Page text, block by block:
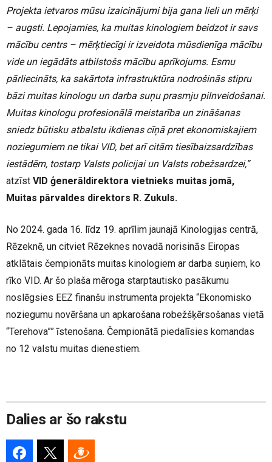
Projekta ietvaros mūsu izaicinājumi bija gana lieli un mērķi
– augsti. Lepojamies, ka muitas kinologiem beidzot ir savs
mācību centrs – mērķtiecīgi ir izveidota mūsdienīga mācību
vide un iegādāts atbilstošs mācību aprīkojums. Esmu
pārliecināts, ka sakārtota infrastruktūra nodrošinās stipru
bāzi muitas kinologu un darba suņu prasmju pilnveidošanai.
Muitas kinologu profesionālā meistarība un zināšanas
sniedz būtisku atbalstu ikdienas cīņā pret ekonomiskajiem
noziegumiem ne tikai VID, bet arī citām tiesībaizsardzības
iestādēm, tostarp Valsts policijai un Valsts robežsardzei,”
atzīst VID ģenerāldirektora vietnieks muitas jomā,
Muitas pārvaldes direktors R. Zukuls.
No 2024. gada 16. līdz 19. aprīlim jaunajā Kinologijas centrā,
Rēzeknē, un citviet Rēzeknes novadā norisinās Eiropas
atklātais čempionāts muitas kinologiem ar darba suņiem, ko
rīko VID. Ar šo plaša mēroga starptautisko pasākumu
noslēgsies EEZ finanšu instrumenta projekta “Ekonomisko
noziegumu novēršana un apkarošana robežšķērsošanas vietā
“Terehova”” īstenošana. Čempionātā piedalīsies komandas
no 12 valstu muitas dienestiem.
Dalies ar šo rakstu